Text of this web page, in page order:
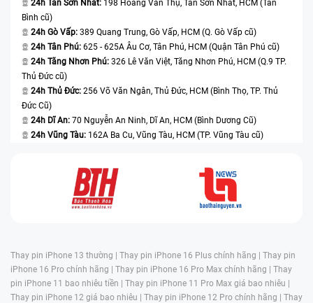
24h Tân Sơn Nhất: 198 Hoàng Văn Thụ, Tân Sơn Nhất, HCM (Tân
Bình cũ)
24h Gò Vấp: 389 Quang Trung, Gò Vấp, HCM (Q. Gò Vấp cũ)
24h Tân Phú: 625 - 625A Âu Cơ, Tân Phú, HCM (Quận Tân Phú cũ)
24h Tăng Nhơn Phú: 326 Lê Văn Việt, Tăng Nhơn Phú, HCM (Q.9 TP.
Thủ Đức cũ)
24h Thủ Đức: 256 Võ Văn Ngân, Thủ Đức, HCM (Bình Thọ, TP. Thủ
Đức Cũ)
24h Dĩ An: 70 Nguyễn An Ninh, Dĩ An, HCM (Bình Dương Cũ)
24h Vũng Tàu: 162A Ba Cu, Vũng Tàu, HCM (TP. Vũng Tàu cũ)
Thay pin iPhone 13 thường | Thay pin iPhone 16 Plus chính hãng | Thay pin
iPhone 16 Pro chính hãng | Thay pin iPhone 16 Pro Max chính hãng | Thay
pin iPhone 11 bao nhiêu tiền | Thay pin iPhone 11 Pro Max giá bao nhiêu |
Thay pin iPhone 12 giá bao nhiêu | Thay pin iPhone 12 Pro chính hãng | Thay